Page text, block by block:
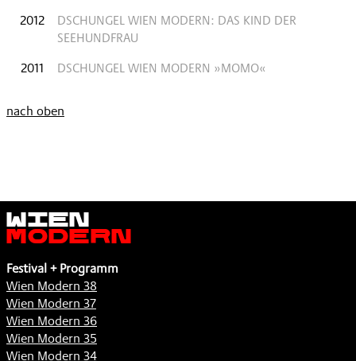
2012
DSCHUNGEL WIEN MODERN: DAS KIND DER
SEEHUNDFRAU
2011
DSCHUNGEL WIEN MODERN »MOMO«
nach oben
Wien
Modern
Festival + Programm
Wien Modern 38
Wien Modern 37
Wien Modern 36
Wien Modern 35
Wien Modern 34